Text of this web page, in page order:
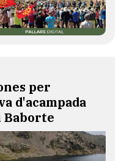
per
d'acampada
Baborte